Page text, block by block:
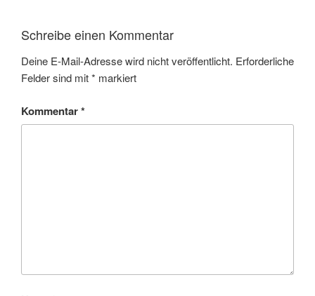
Schreibe einen Kommentar
Deine E-Mail-Adresse wird nicht veröffentlicht. Erforderliche
Felder sind mit* markiert
Kommentar*